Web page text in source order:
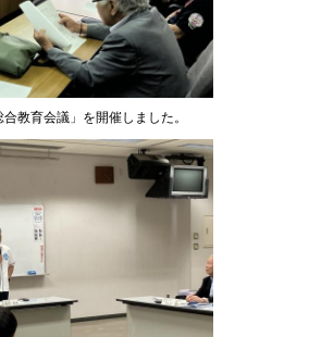
教育会議」を開催しました。